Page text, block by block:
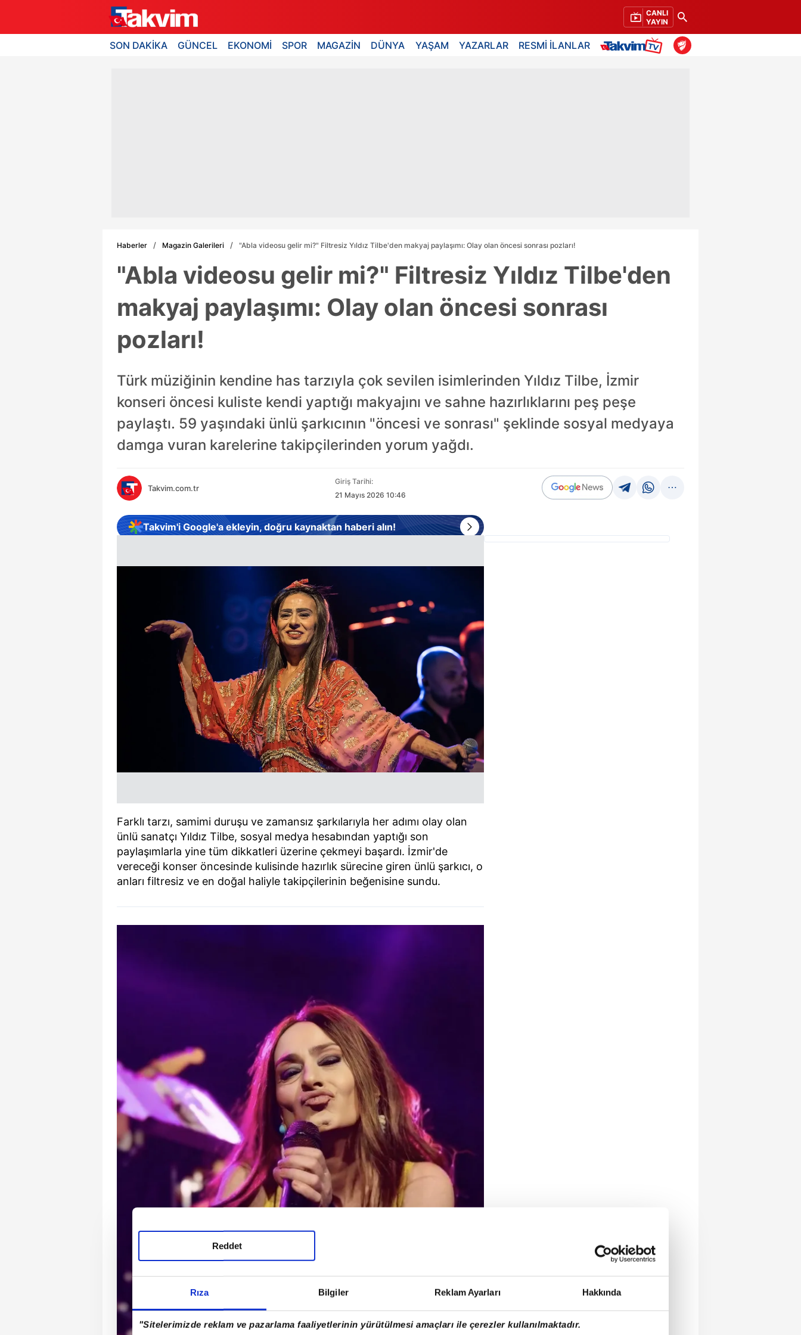
Rıza Bilgiler Reklam Ayarları Hakkında
"Sitelerimizde reklam ve pazarlama faaliyetlerinin yürütülmesi amaçları ile çerezler kullanılmaktadır.
Reddet
CANLI
YAYIN
SON DAKİKA GÜNCEL EKONOMİ SPOR MAGAZİN DÜNYA YAŞAM YAZARLAR RESMİ İLANLAR
Haberler Magazin Galerileri "Abla videosu gelir mi?" Filtresiz Yıldız Tilbe'den makyaj paylaşımı: Olay olan öncesi sonrası pozları!
"Abla videosu gelir mi?" Filtresiz Yıldız Tilbe'den
makyaj paylaşımı: Olay olan öncesi sonrası
pozları!
Türk müziğinin kendine has tarzıyla çok sevilen isimlerinden Yıldız Tilbe, İzmir
konseri öncesi kuliste kendi yaptığı makyajını ve sahne hazırlıklarını peş peşe
paylaştı. 59 yaşındaki ünlü şarkıcının "öncesi ve sonrası" şeklinde sosyal medyaya
damga vuran karelerine takipçilerinden yorum yağdı.
Takvim.com.tr
Giriş Tarihi:
21 Mayıs 2026 10:46
Takvim'i Google'a ekleyin, doğru kaynaktan haberi alın!
Farklı tarzı, samimi duruşu ve zamansız şarkılarıyla her adımı olay olan
ünlü sanatçı Yıldız Tilbe, sosyal medya hesabından yaptığı son
paylaşımlarla yine tüm dikkatleri üzerine çekmeyi başardı. İzmir'de
vereceği konser öncesinde kulisinde hazırlık sürecine giren ünlü şarkıcı, o
anları filtresiz ve en doğal haliyle takipçilerinin beğenisine sundu.